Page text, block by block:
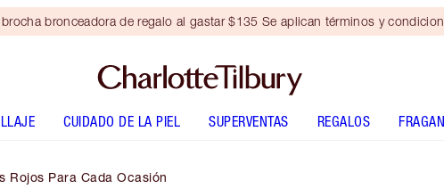
bronceadora de regalo al gastar $135 Se aplican términos y
CUIDADO DE LA PIEL SUPERVENTAS REGALOS
Rojos Para Cada Ocasión